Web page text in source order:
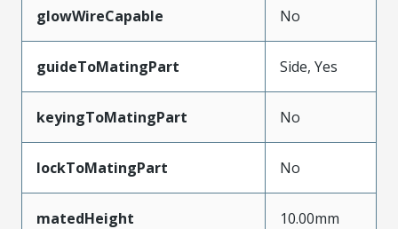
glowWireCapable No
guideToMatingPart Side, Yes
keyingToMatingPart No
lockToMatingPart No
matedHeight 10.00mm